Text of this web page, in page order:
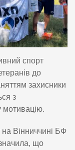
спорт
до
захисники
з
мотивацію.
на Вінниччині БФ
що